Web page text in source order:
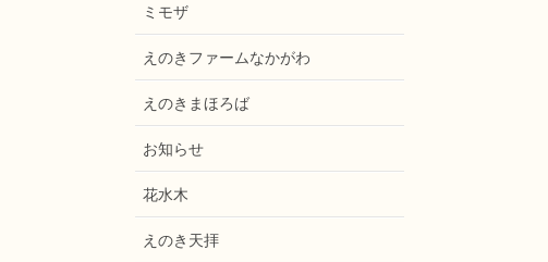
ミモザ
えのきファームなかがわ
えのきまほろば
お知らせ
花水木
えのき天拝